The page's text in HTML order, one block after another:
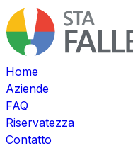
Home
Aziende
FAQ
Riservatezza
Contatto